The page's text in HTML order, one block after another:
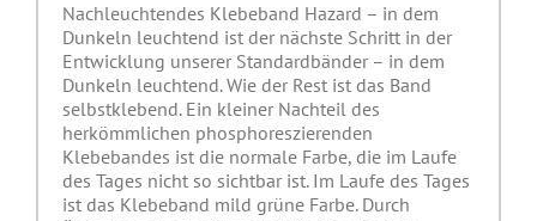
Nachleuchtendes Klebeband Hazard – in dem
Dunkeln leuchtend ist der nächste Schritt in der
Entwicklung unserer Standardbänder – in dem
Dunkeln leuchtend. Wie der Rest ist das Band
selbstklebend. Ein kleiner Nachteil des
herkömmlichen phosphoreszierenden
Klebebandes ist die normale Farbe, die im Laufe
des Tages nicht so sichtbar ist. Im Laufe des Tages
ist das Klebeband mild grüne Farbe. Durch